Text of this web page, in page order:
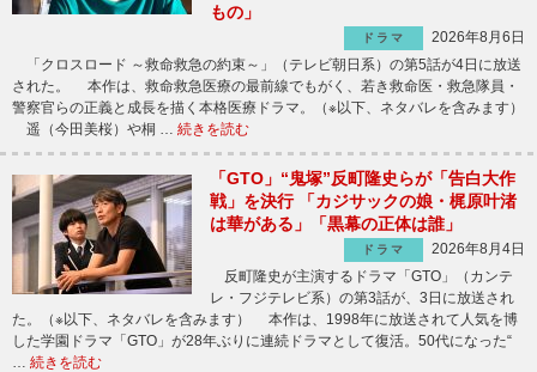
もの」
ドラマ
2026年8月6日
「クロスロード ～救命救急の約束～」（テレビ朝日系）の第5話が4日に放送
された。 本作は、救命救急医療の最前線でもがく、若き救命医・救急隊員・
警察官らの正義と成長を描く本格医療ドラマ。（※以下、ネタバレを含みます）
遥（今田美桜）や桐 … 続きを読む
「GTO」“鬼塚”反町隆史らが「告白大作
戦」を決行 「カジサックの娘・梶原叶渚
は華がある」「黒幕の正体は誰」
ドラマ
2026年8月4日
反町隆史が主演するドラマ「GTO」（カンテ
レ・フジテレビ系）の第3話が、3日に放送され
た。（※以下、ネタバレを含みます） 本作は、1998年に放送されて人気を博
した学園ドラマ「GTO」が28年ぶりに連続ドラマとして復活。50代になった“
続きを読む